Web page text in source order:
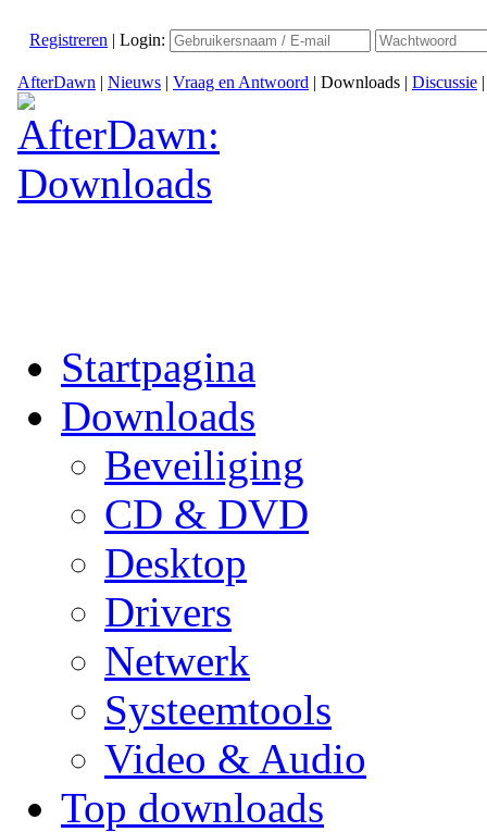
Registreren | Login:
AfterDawn | Nieuws | Vraag en Antwoord | Downloads | Discussie
Startpagina
Downloads
Beveiliging
CD & DVD
Desktop
Drivers
Netwerk
Systeemtools
Video & Audio
Top downloads